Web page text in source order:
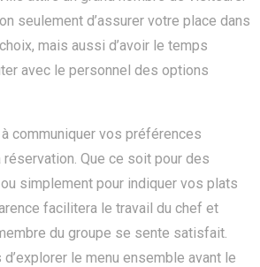
seulement d’assurer votre place dans
mais aussi d’avoir le temps
avec le personnel des options
à communiquer vos préférences
Que ce soit pour des
simplement pour indiquer vos plats
facilitera le travail du chef et
du groupe se sente satisfait.
le menu ensemble avant le